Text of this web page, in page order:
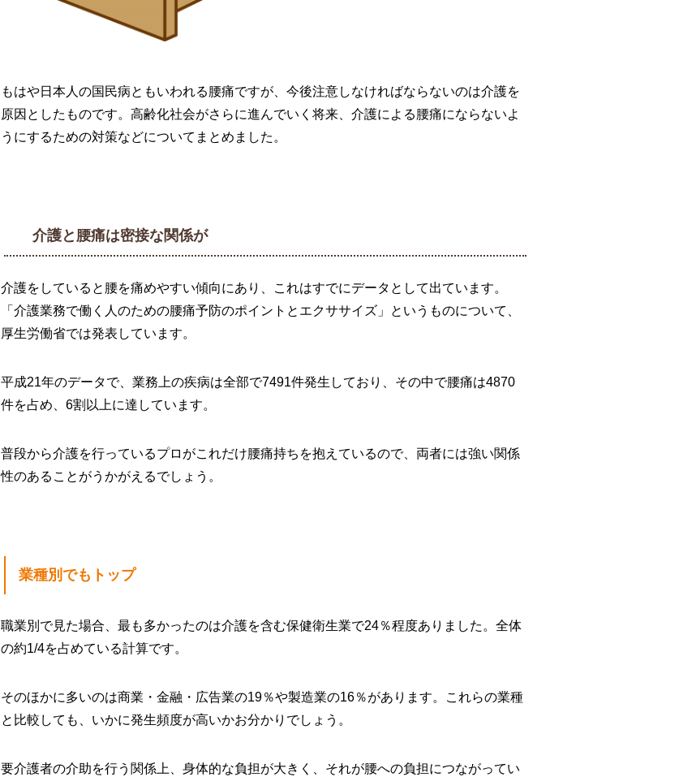
もはや日本人の国民病ともいわれる腰痛ですが、今後注意しなければならないのは介護を
原因としたものです。高齢化社会がさらに進んでいく将来、介護による腰痛にならないよ
うにするための対策などについてまとめました。
介護と腰痛は密接な関係が
介護をしていると腰を痛めやすい傾向にあり、これはすでにデータとして出ています。
「介護業務で働く人のための腰痛予防のポイントとエクササイズ」というものについて、
厚生労働省では発表しています。
平成21年のデータで、業務上の疾病は全部で7491件発生しており、その中で腰痛は4870
件を占め、6割以上に達しています。
普段から介護を行っているプロがこれだけ腰痛持ちを抱えているので、両者には強い関係
性のあることがうかがえるでしょう。
業種別でもトップ
職業別で見た場合、最も多かったのは介護を含む保健衛生業で24％程度ありました。全体
の約1/4を占めている計算です。
そのほかに多いのは商業・金融・広告業の19％や製造業の16％があります。これらの業種
と比較しても、いかに発生頻度が高いかお分かりでしょう。
要介護者の介助を行う関係上、身体的な負担が大きく、それが腰への負担につながってい